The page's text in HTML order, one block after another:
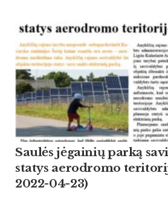
Saulės jėgainių parką
statys aerodromo
2022-04-23)